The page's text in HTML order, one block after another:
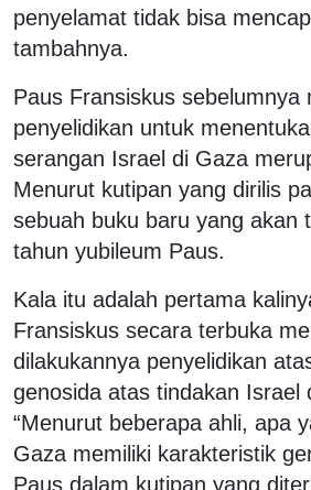
penyelamat tidak bisa
tambahnya.
Paus Fransiskus sebelumnya
penyelidikan untuk
serangan Israel di Gaza
Menurut kutipan yang dirilis
sebuah buku baru yang akan
tahun yubileum Paus.
Kala itu adalah pertama
Fransiskus secara terbuka
dilakukannya penyelidikan
genosida atas tindakan Israel
“Menurut beberapa ahli, apa
Gaza memiliki karakteristik
Paus dalam kutipan yang